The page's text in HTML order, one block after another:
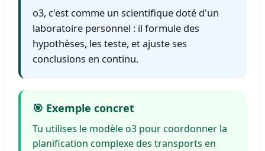
o3, c'est comme un scientifique doté d'un
laboratoire personnel : il formule des
hypothèses, les teste, et ajuste ses
conclusions en continu.
🎯 Exemple concret
Tu utilises le modèle o3 pour coordonner la
planification complexe des transports en